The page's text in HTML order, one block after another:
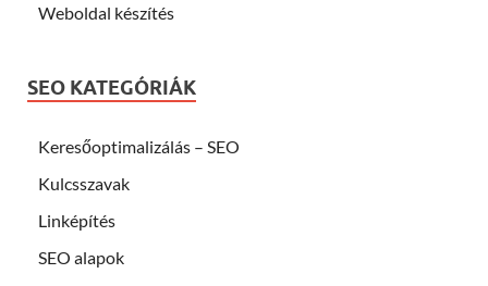
Weboldal készítés
SEO KATEGÓRIÁK
Keresőoptimalizálás – SEO
Kulcsszavak
Linképítés
SEO alapok